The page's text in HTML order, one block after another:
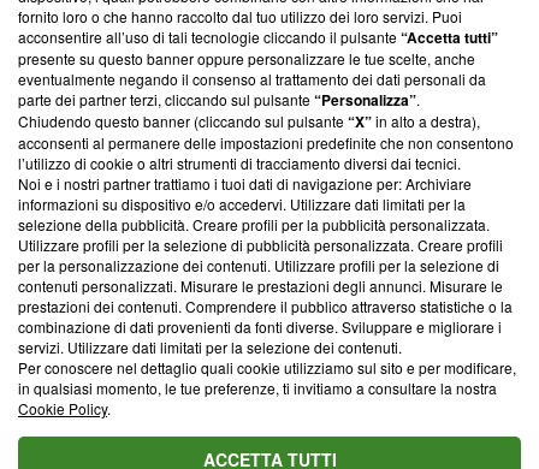
ancora membro del programma, ma ha richiesto di farne
parte; Trust Project non ha ancora effettuato una verifica di
conformità agli standard.
Su di noi
Team editoriale
Corporate
Redazione
Informativa Privacy
Cookie Policy
Blasting SA, IDI CHE-247.845.224, Via Carlo Frasca, 3 - 6900
Lugano (Svizzera) Tel:+39 0690258937
© 2026 Blasting News
fornito loro o che hanno raccolto dal tuo utilizzo dei loro servizi. Puoi
acconsentire all’uso di tali tecnologie cliccando il pulsante“Accetta tutti”
presente su questo banner oppure personalizzare le tue scelte, anche
eventualmente negando il consenso al trattamento dei dati personali da
parte dei partner terzi, cliccando sul pulsante“Personalizza”.
Chiudendo questo banner (cliccando sul pulsante“X”in alto a destra),
acconsenti al permanere delle impostazioni predefinite che non consentono
l’utilizzo di cookie o altri strumenti di tracciamento diversi dai tecnici.
Noi e i nostri partner trattiamo i tuoi dati di navigazione per: Archiviare
informazioni su dispositivo e/o accedervi. Utilizzare dati limitati per la
selezione della pubblicità. Creare profili per la pubblicità personalizzata.
Utilizzare profili per la selezione di pubblicità personalizzata. Creare profili
per la personalizzazione dei contenuti. Utilizzare profili per la selezione di
contenuti personalizzati. Misurare le prestazioni degli annunci. Misurare le
prestazioni dei contenuti. Comprendere il pubblico attraverso statistiche o la
combinazione di dati provenienti da fonti diverse. Sviluppare e migliorare i
servizi. Utilizzare dati limitati per la selezione dei contenuti.
Per conoscere nel dettaglio quali cookie utilizziamo sul sito e per modificare,
in qualsiasi momento, le tue preferenze, ti invitiamo a consultare la nostra
Cookie Policy.
ACCETTA TUTTI